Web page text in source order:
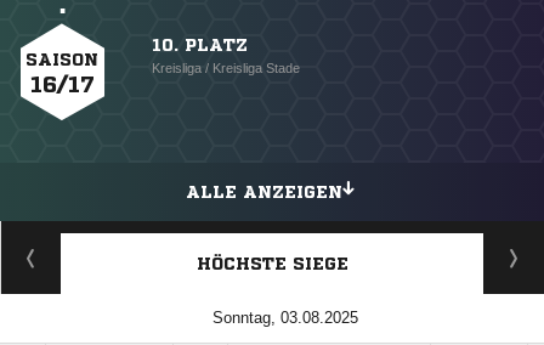
SAISON
16/17
10. PLATZ
Kreisliga / Kreisliga Stade
ALLE ANZEIGEN
HÖCHSTE SIEGE
Sonntag, 03.08.2025